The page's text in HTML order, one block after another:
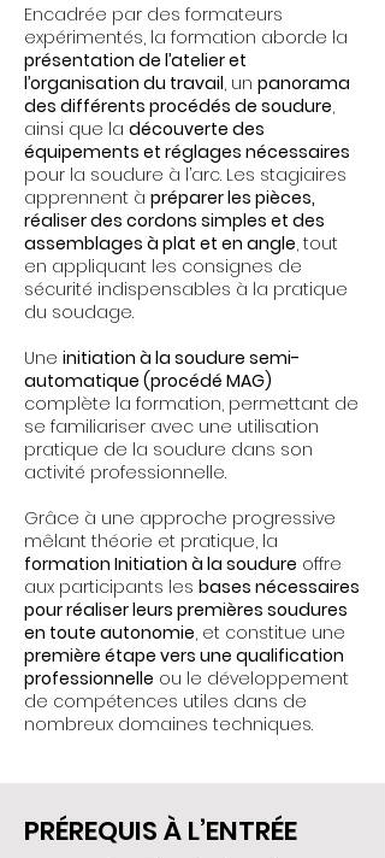
Encadrée par des formateurs
expérimentés, la formation aborde la
présentation de l’atelier et
l’organisation du travail, un panorama
des différents procédés de soudure,
ainsi que la découverte des
équipements et réglages nécessaires
pour la soudure à l’arc. Les stagiaires
apprennent à préparer les pièces,
réaliser des cordons simples et des
assemblages à plat et en angle, tout
en appliquant les consignes de
sécurité indispensables à la pratique
du soudage.
Une initiation à la soudure semi-
automatique (procédé MAG)
complète la formation, permettant de
se familiariser avec une utilisation
pratique de la soudure dans son
activité professionnelle.
Grâce à une approche progressive
mêlant théorie et pratique, la
formation Initiation à la soudure offre
aux participants les bases nécessaires
pour réaliser leurs premières soudures
en toute autonomie, et constitue une
première étape vers une qualification
professionnelle ou le développement
de compétences utiles dans de
nombreux domaines techniques.
PRÉREQUIS À L’ENTRÉE